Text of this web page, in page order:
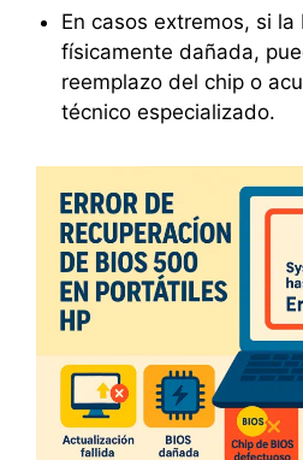
En casos extremos, si la
físicamente dañada,
reemplazo del chip o
técnico especializado.